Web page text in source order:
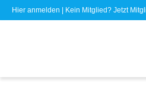
Hier anmelden | Kein Mitglied? Jetzt